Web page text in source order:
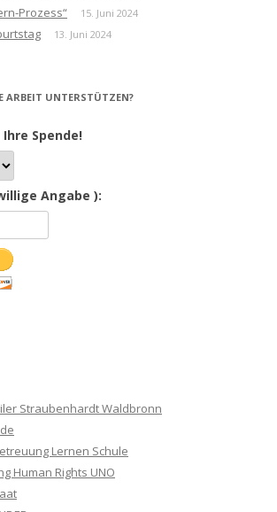
Prozess“
15. Juni 2024
13. Juni 2024
ARBEIT UNTERSTÜTZEN?
Spende!
Angabe ):
Straubenhardt Waldbronn
Lernen Schule
Human Rights UNO